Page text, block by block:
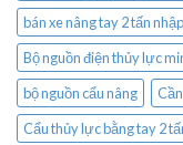
bán xe nâng tay 2 tấn
Bộ nguồn điện thủy lực
bộ nguồn cẩu nâng
Cẩu thủy lực bằng tay 2